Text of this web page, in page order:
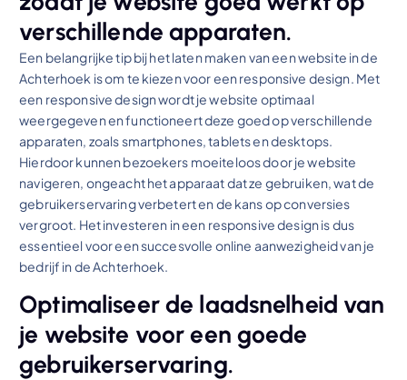
verschillende apparaten.
Een belangrijke tip bij het laten maken van een website in de
Achterhoek is om te kiezen voor een responsive design. Met
een responsive design wordt je website optimaal
weergegeven en functioneert deze goed op verschillende
apparaten, zoals smartphones, tablets en desktops.
Hierdoor kunnen bezoekers moeiteloos door je website
navigeren, ongeacht het apparaat dat ze gebruiken, wat de
gebruikerservaring verbetert en de kans op conversies
vergroot. Het investeren in een responsive design is dus
essentieel voor een succesvolle online aanwezigheid van je
bedrijf in de Achterhoek.
Optimaliseer de laadsnelheid van
je website voor een goede
gebruikerservaring.